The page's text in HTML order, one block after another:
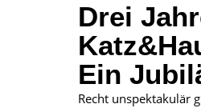
Drei
Ein
Recht unspektakulär